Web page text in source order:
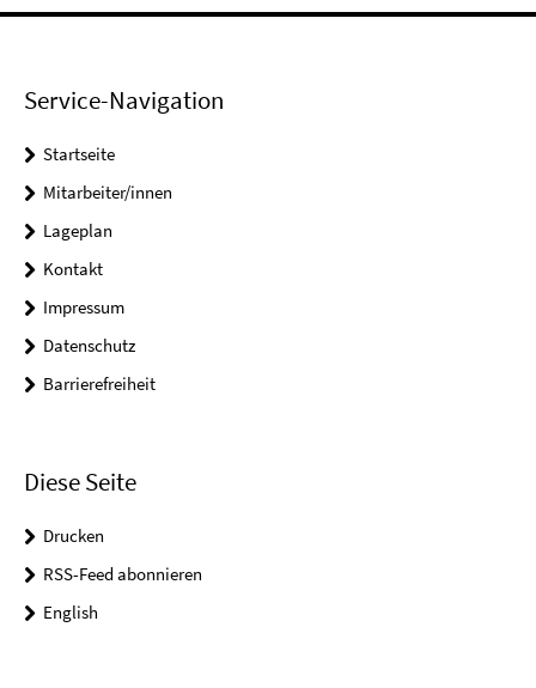
Service-Navigation
Startseite
Mitarbeiter/innen
Lageplan
Kontakt
Impressum
Datenschutz
Barrierefreiheit
Diese Seite
Drucken
RSS-Feed abonnieren
English